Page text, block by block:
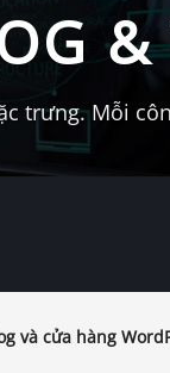
&
trưng. Mỗi
và cửa hàng